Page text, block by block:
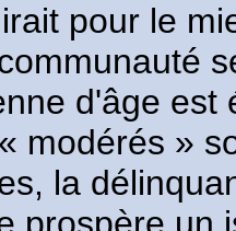
pour le
d'âge est
modérés »
la